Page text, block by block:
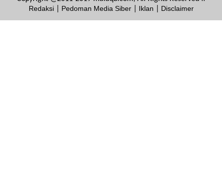
Redaksi| Pedoman Media Siber| Iklan Disclaimer